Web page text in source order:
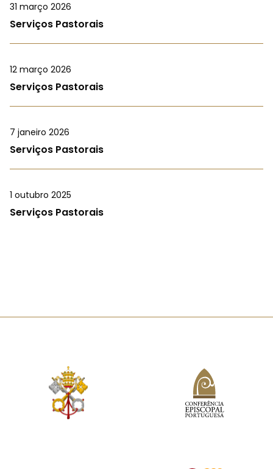
31 março 2026
Serviços Pastorais
12 março 2026
Serviços Pastorais
7 janeiro 2026
Serviços Pastorais
1 outubro 2025
Serviços Pastorais